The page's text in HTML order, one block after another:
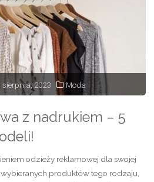
sierpnia, 2023 Moda
z nadrukiem – 5
odzieży reklamowej dla swojej
produktów tego rodzaju,